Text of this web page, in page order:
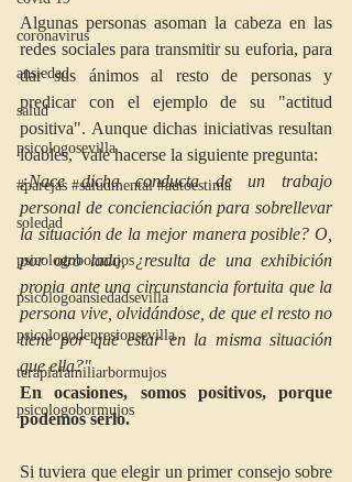
coronavirus
ansiedad
salud
psicologosevilla
#parejas #saludmental #autoestima
soledad
psicologobormujos
psicologoansiedadsevilla
psicologodepresionsevilla
terapiafamiliarbormujos
psicologobormujos
Algunas personas asoman la cabeza en las
redes sociales para transmitir su euforia, para
dar sus ánimos al resto de personas y
predicar con el ejemplo de su "actitud
positiva". Aunque dichas iniciativas resultan
loables,  vale hacerse la siguiente pregunta:
¿Nace dicha conducta de un trabajo
personal de concienciación para sobrellevar
la situación de la mejor manera posible? O,
por otro lado, ¿resulta de una exhibición
propia ante una circunstancia fortuita que la
persona vive, olvidándose, de que el resto no
tiene por qué estar en la misma situación
que ella?"
En ocasiones, somos positivos, porque
podemos serlo.
Si tuviera que elegir un primer consejo sobre